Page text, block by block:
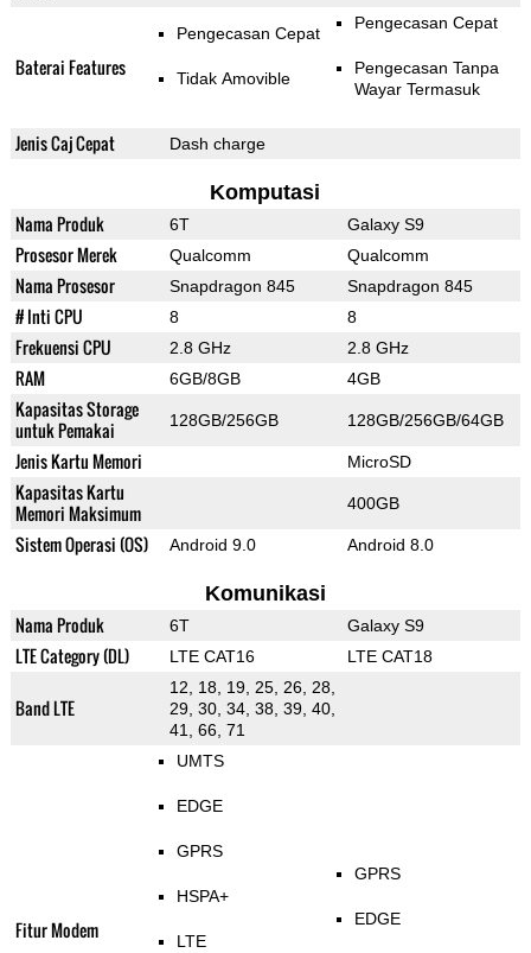
Baterai Features
Pengecasan Cepat
Tidak Amovible
Pengecasan Cepat
Pengecasan Tanpa
Wayar Termasuk
Jenis Caj Cepat Dash charge
Komputasi
Nama Produk 6T Galaxy S9
Prosesor Merek Qualcomm Qualcomm
Nama Prosesor Snapdragon 845 Snapdragon 845
# Inti CPU 8 8
Frekuensi CPU 2.8 GHz 2.8 GHz
RAM 6GB/8GB 4GB
Kapasitas Storage
untuk Pemakai
128GB/256GB 128GB/256GB/64GB
Jenis Kartu Memori MicroSD
Kapasitas Kartu
Memori Maksimum
400GB
Sistem Operasi (OS) Android 9.0 Android 8.0
Komunikasi
Nama Produk 6T Galaxy S9
LTE Category (DL) LTE CAT16 LTE CAT18
Band LTE
12, 18, 19, 25, 26, 28,
29, 30, 34, 38, 39, 40,
41, 66, 71
Fitur Modem
UMTS
EDGE
GPRS
HSPA+
LTE
GPRS
EDGE